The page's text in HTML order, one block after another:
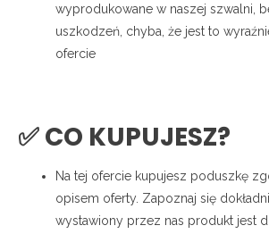
wyprodukowane w naszej szwalni,
uszkodzeń, chyba, że jest to
ofercie
✅ CO KUPUJESZ?
Na tej ofercie kupujesz poduszkę
opisem oferty. Zapoznaj się
wystawiony przez nas produkt jest